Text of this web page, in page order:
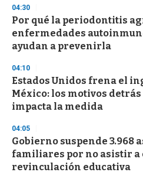
04:30
Por qué la periodontitis
enfermedades
ayudan a prevenirla
04:10
Estados Unidos frena el
México: los motivos
impacta la medida
04:05
Gobierno suspende 3.968
familiares por no asistir a
revinculación educativa